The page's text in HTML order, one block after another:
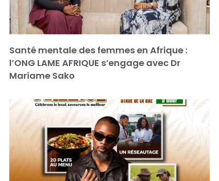
Santé mentale des femmes en Afrique :
l’ONG LAME AFRIQUE s’engage avec Dr
Mariame Sako